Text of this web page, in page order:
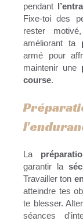
pendant
Fixe-toi des
rester
améliorant ta
armé pour
maintenir une
course.
La
garantir la
Travailler ton
atteindre tes
te blesser.
séances